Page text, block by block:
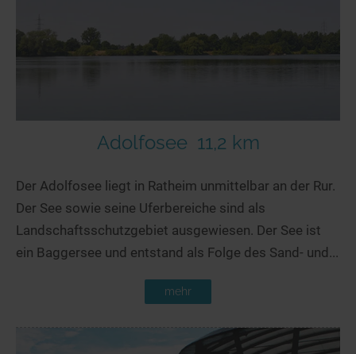
Adolfosee 11,2 km
Der Adolfosee liegt in Ratheim unmittelbar an der Rur.
Der See sowie seine Uferbereiche sind als
Landschaftsschutzgebiet ausgewiesen. Der See ist
ein Baggersee und entstand als Folge des Sand- und...
mehr